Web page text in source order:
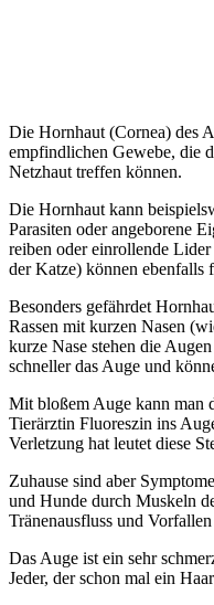
Die Hornhaut (Cornea) des
empfindlichen Gewebe, die
Netzhaut treffen können.
Die Hornhaut kann
Parasiten oder angeborene
reiben oder einrollende
der Katze) können ebenfalls
Besonders gefährdet
Rassen mit kurzen Nasen
kurze Nase stehen die
schneller das Auge und
Mit bloßem Auge kann man
Tierärztin Fluoreszin ins
Verletzung hat leutet diese
Zuhause sind aber
und Hunde durch Muskeln
Tränenausfluss und
Das Auge ist ein sehr
Jeder, der schon mal ein